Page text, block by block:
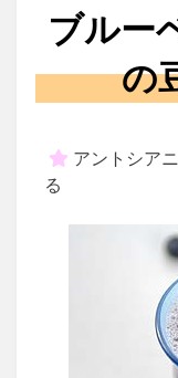
ブルー
の
アントシア
る